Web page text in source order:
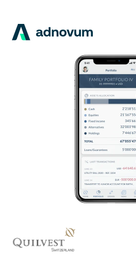
Unternehmen
DE
Spezialisten kontaktieren